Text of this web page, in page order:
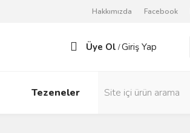
Hakkımızda Facebook
Üye Ol /Giriş Yap
Tezeneler